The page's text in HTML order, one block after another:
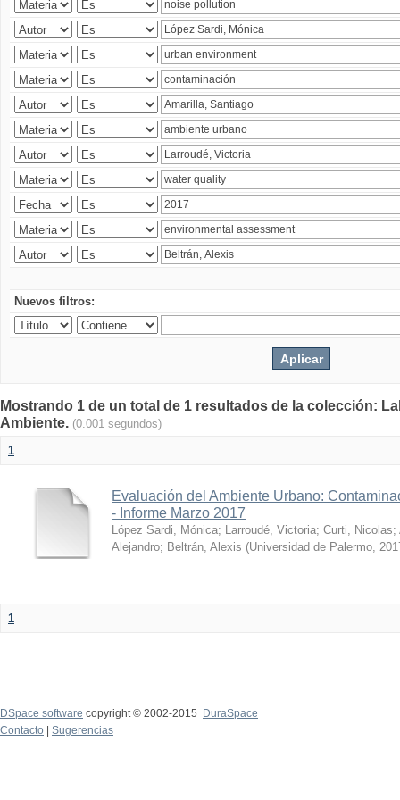
Nuevos filtros:
Mostrando 1 de un total de 1 resultados de la colección:
Ambiente. (0.001 segundos)
1
Evaluación del Ambiente Urbano:
- Informe Marzo 2017
López Sardi, Mónica; Larroudé, Victoria; Curti, Nicolas;
Alejandro; Beltrán, Alexis (Universidad de Palermo,
1
DSpace software copyright © 2002-2015
DuraSpace
Contacto
Sugerencias